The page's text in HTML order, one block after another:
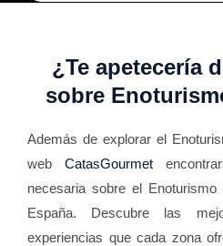
¿Te apetecería
sobre
Además de explorar el
webCatasGourmet
necesaria sobre el
España. Descubre las
experiencias que cada zona